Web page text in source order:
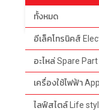
ทั้งหมด
อีเล็คโทรนิคส์
อะไหล่ Spare Part
เครื่องใช้ไฟฟ้า
ไลฟ์สไตล์ Life
ตัวกรอง